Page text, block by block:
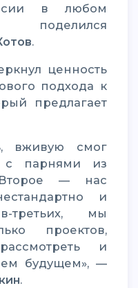
в любом
.
подхода к
предлагает
с парнями из
— нас
и
мы
проектов,
и
будущем», —
.